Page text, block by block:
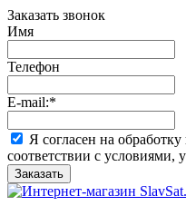
Заказать звонок
Имя
Телефон
E-mail:*
Я согласен на
соответствии с условиями,
Заказать